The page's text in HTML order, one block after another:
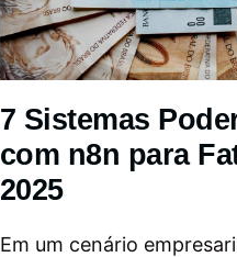
7 Sistemas
com n8n para
2025
Em um cenário